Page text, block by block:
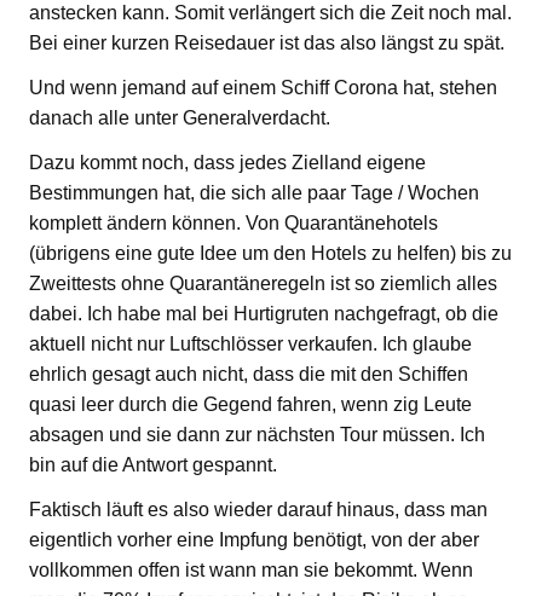
anstecken kann. Somit verlängert sich die Zeit noch mal.
Bei einer kurzen Reisedauer ist das also längst zu spät.
Und wenn jemand auf einem Schiff Corona hat, stehen
danach alle unter Generalverdacht.
Dazu kommt noch, dass jedes Zielland eigene
Bestimmungen hat, die sich alle paar Tage / Wochen
komplett ändern können. Von Quarantänehotels
(übrigens eine gute Idee um den Hotels zu helfen) bis zu
Zweittests ohne Quarantäneregeln ist so ziemlich alles
dabei. Ich habe mal bei Hurtigruten nachgefragt, ob die
aktuell nicht nur Luftschlösser verkaufen. Ich glaube
ehrlich gesagt auch nicht, dass die mit den Schiffen
quasi leer durch die Gegend fahren, wenn zig Leute
absagen und sie dann zur nächsten Tour müssen. Ich
bin auf die Antwort gespannt.
Faktisch läuft es also wieder darauf hinaus, dass man
eigentlich vorher eine Impfung benötigt, von der aber
vollkommen offen ist wann man sie bekommt. Wenn